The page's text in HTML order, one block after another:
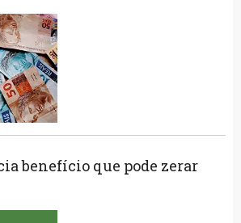
benefício que pode zerar